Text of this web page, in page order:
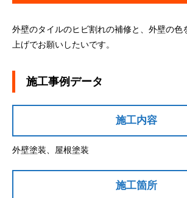
外壁のタイルのヒビ割れの補修と、外壁の色
上げでお願いしたいです。
施工事例データ
施工内容
外壁塗装、屋根塗装
施工箇所